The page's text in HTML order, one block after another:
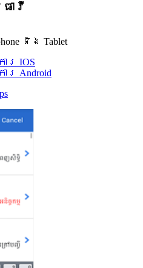
ាវី
និង Tablet
IOS
Android